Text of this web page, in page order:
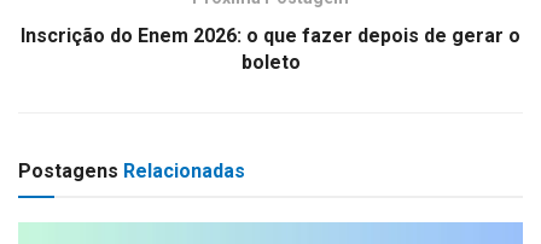
Inscrição do Enem 2026: o que fazer depois de gerar o
boleto
Postagens Relacionadas